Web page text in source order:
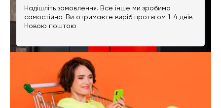
Надішліть замовлення. Все інше ми зробимо
самостійно. Ви отримаєте виріб протягом 1-4 днів
Новою поштою